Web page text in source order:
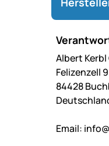
Albert Kerbl
Felizenzell 9
84428
Email: